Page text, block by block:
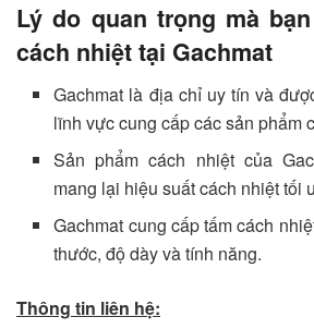
Lý do quan trọng mà
cách nhiệt tại Gachmat
Gachmat là địa chỉ uy tín và
lĩnh vực cung cấp các sản phẩm
Sản phẩm cách nhiệt của
mang lại hiệu suất cách nhiệt tối
Gachmat cung cấp tấm cách
thước, độ dày và tính năng.
Thông tin liên hệ: